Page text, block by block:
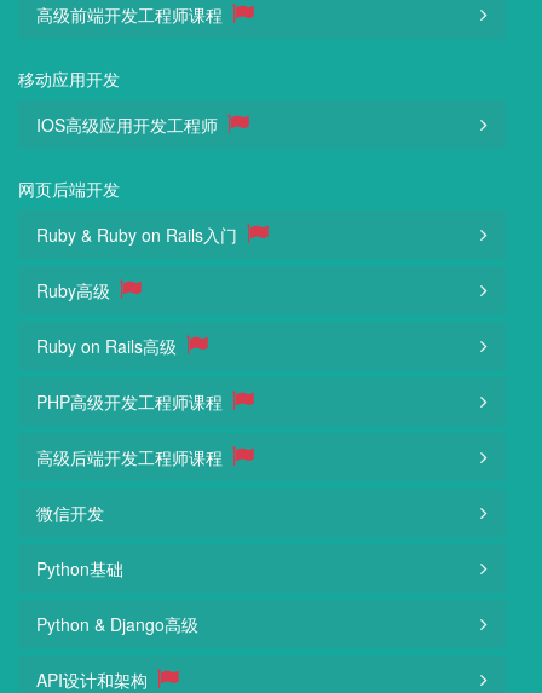
高级前端开发工程师课程
移动应用开发
IOS高级应用开发工程师
网页后端开发
Ruby & Ruby on Rails入门
Ruby高级
Ruby on Rails高级
PHP高级开发工程师课程
高级后端开发工程师课程
微信开发
Python基础
Python & Django高级
API设计和架构